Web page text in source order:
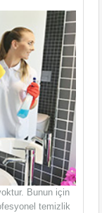
Bunun için
temizlik